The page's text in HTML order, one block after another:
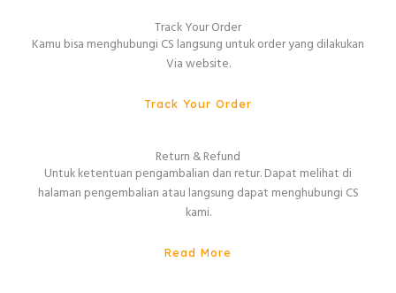
Track Your Order
Kamu bisa menghubungi CS langsung untuk order yang dilakukan
Via website.
Track Your Order
Return & Refund
Untuk ketentuan pengambalian dan retur. Dapat melihat di
halaman pengembalian atau langsung dapat menghubungi CS
kami.
Read More